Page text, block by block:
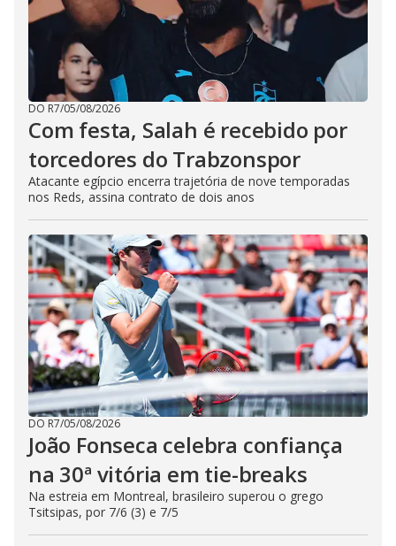
DO R7/05/08/2026
Com festa, Salah é recebido por
torcedores do Trabzonspor
Atacante egípcio encerra trajetória de nove temporadas
nos Reds, assina contrato de dois anos
DO R7/05/08/2026
João Fonseca celebra confiança
na 30ª vitória em tie-breaks
Na estreia em Montreal, brasileiro superou o grego
Tsitsipas, por 7/6 (3) e 7/5